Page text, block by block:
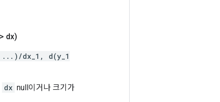
dx)
...)/dx_1, d(y_1
dx null이거나 크기가